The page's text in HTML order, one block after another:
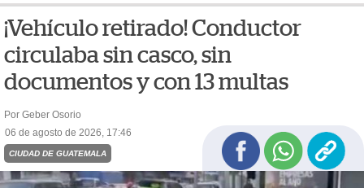
¡Vehículo retirado! Conductor
circulaba sin casco, sin
documentos y con 13 multas
Por Geber Osorio
06 de agosto de 2026, 17:46
CIUDAD DE GUATEMALA